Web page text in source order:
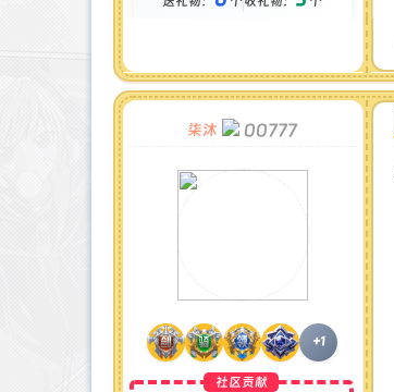
柒沐 00777
+1
社区贡献